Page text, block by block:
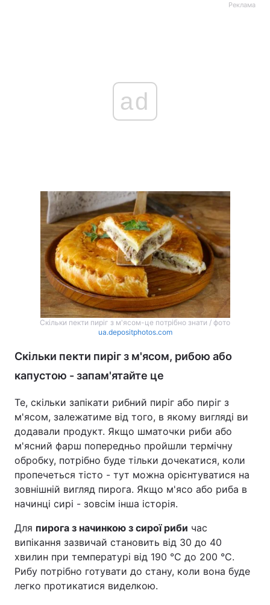
Реклама
ad
Скільки пекти пиріг з м'ясом-це потрібно знати / фото
ua.depositphotos.com
Скільки пекти пиріг з м'ясом, рибою або
капустою - запам'ятайте це
Те, скільки запікати рибний пиріг або пиріг з
м'ясом, залежатиме від того, в якому вигляді ви
додавали продукт. Якщо шматочки риби або
м'ясний фарш попередньо пройшли термічну
обробку, потрібно буде тільки дочекатися, коли
пропечеться тісто - тут можна орієнтуватися на
зовнішній вигляд пирога. Якщо м'ясо або риба в
начинці сирі - зовсім інша історія.
Для пирога з начинкою з сирої риби час
випікання зазвичай становить від 30 до 40
хвилин при температурі від 190 °C до 200 °C.
Рибу потрібно готувати до стану, коли вона буде
легко протикатися виделкою.